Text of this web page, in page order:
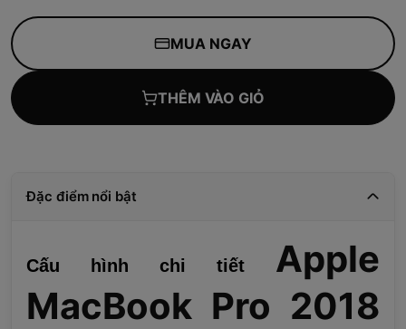
MUA NGAY
THÊM VÀO GIỎ
Đặc điểm nổi bật
Cấu hình chi tiết Apple
MacBook Pro 2018